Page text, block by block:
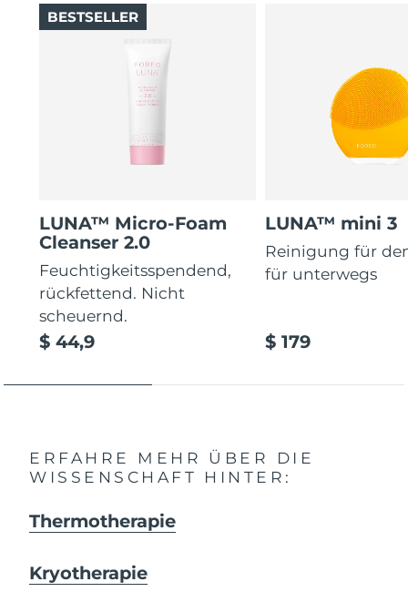
LUNA™ Micro-Foam
Cleanser 2.0
Feuchtigkeitsspendend,
rückfettend. Nicht
scheuernd.
$ 44,9
BESTSELLER
LUNA™ mini 3
Reinigung für
für unterwegs
$ 179
ERFAHRE MEHR ÜBER DIE
WISSENSCHAFT HINTER:
Thermotherapie
Kryotherapie